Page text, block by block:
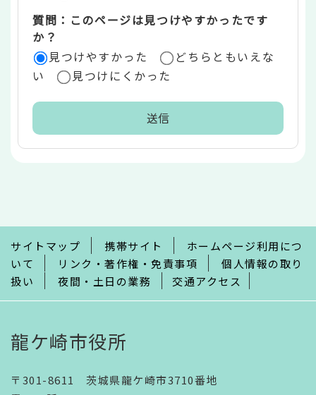
質問：このページは見つけやすかったです
か？
見つけやすかった
どちらともいえな
い
見つけにくかった
で
サイトマップ 携帯サイト
ホームページ利用につ
いて
リンク・著作権・免責事項
個人情報の取り
扱い
夜間・土日の業務 交通アクセス
龍ケ崎市役所
〒301-8611 茨城県龍ケ崎市3710番地